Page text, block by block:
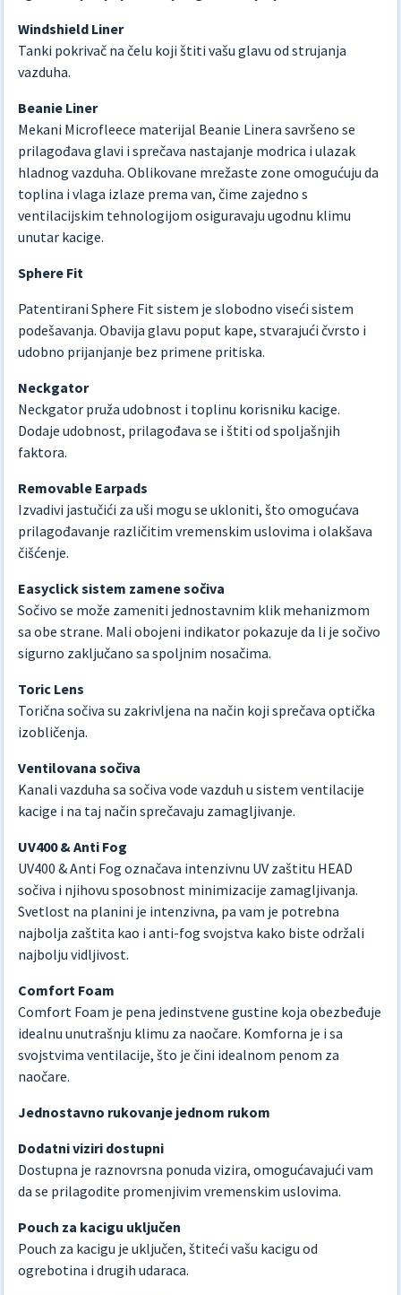
Windshield Liner
Tanki pokrivač na čelu koji štiti vašu glavu od strujanja
vazduha.
Beanie Liner
Mekani Microfleece materijal Beanie Linera savršeno se
prilagođava glavi i sprečava nastajanje modrica i ulazak
hladnog vazduha. Oblikovane mrežaste zone omogućuju da
toplina i vlaga izlaze prema van, čime zajedno s
ventilacijskim tehnologijom osiguravaju ugodnu klimu
unutar kacige.
Sphere Fit
Patentirani Sphere Fit sistem je slobodno viseći sistem
podešavanja. Obavija glavu poput kape, stvarajući čvrsto i
udobno prijanjanje bez primene pritiska.
Neckgator
Neckgator pruža udobnost i toplinu korisniku kacige.
Dodaje udobnost, prilagođava se i štiti od spoljašnjih
faktora.
Removable Earpads
Izvadivi jastučići za uši mogu se ukloniti, što omogućava
prilagođavanje različitim vremenskim uslovima i olakšava
čišćenje.
Easyclick sistem zamene sočiva
Sočivo se može zameniti jednostavnim klik mehanizmom
sa obe strane. Mali obojeni indikator pokazuje da li je sočivo
sigurno zaključano sa spoljnim nosačima.
Toric Lens
Torična sočiva su zakrivljena na način koji sprečava optička
izobličenja.
Ventilovana sočiva
Kanali vazduha sa sočiva vode vazduh u sistem ventilacije
kacige i na taj način sprečavaju zamagljivanje.
UV400 & Anti Fog
UV400 & Anti Fog označava intenzivnu UV zaštitu HEAD
sočiva i njihovu sposobnost minimizacije zamagljivanja.
Svetlost na planini je intenzivna, pa vam je potrebna
najbolja zaštita kao i anti-fog svojstva kako biste održali
najbolju vidljivost.
Comfort Foam
Comfort Foam je pena jedinstvene gustine koja obezbeđuje
idealnu unutrašnju klimu za naočare. Komforna je i sa
svojstvima ventilacije, što je čini idealnom penom za
naočare.
Jednostavno rukovanje jednom rukom
Dodatni viziri dostupni
Dostupna je raznovrsna ponuda vizira, omogućavajući vam
da se prilagodite promenjivim vremenskim uslovima.
Pouch za kacigu uključen
Pouch za kacigu je uključen, štiteći vašu kacigu od
ogrebotina i drugih udaraca.